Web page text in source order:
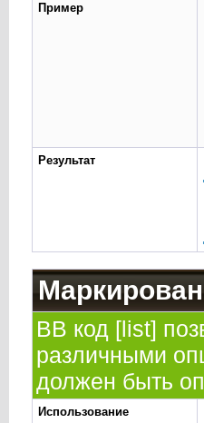
Пример
Результат
BB код [list]
различными
должен быть
Использование